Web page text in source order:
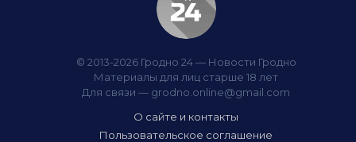
© 2013-2026 Гродно 24 — Новости Гродно
Материалы для лиц старше 18 лет
Для связи — grodno.online@gmail.com
О сайте и контакты
Пользовательское соглашение